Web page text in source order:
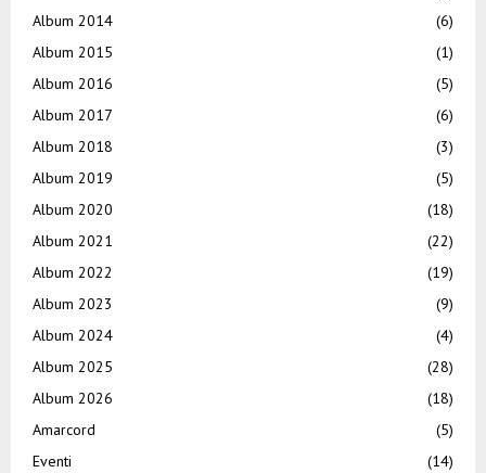
Album 2014
(6)
Album 2015
(1)
Album 2016
(5)
Album 2017
(6)
Album 2018
(3)
Album 2019
(5)
Album 2020
(18)
Album 2021
(22)
Album 2022
(19)
Album 2023
(9)
Album 2024
(4)
Album 2025
(28)
Album 2026
(18)
Amarcord
(5)
Eventi
(14)